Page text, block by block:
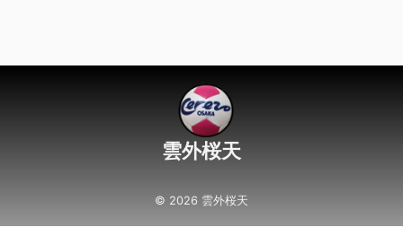
雲外桜天
© 2026 雲外桜天